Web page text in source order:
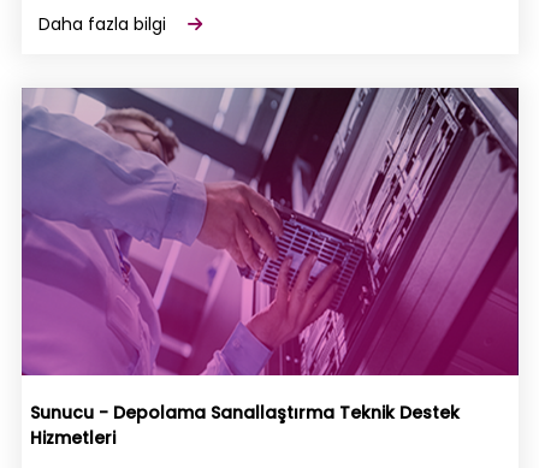
Daha fazla bilgi
Sunucu - Depolama Sanallaştırma Teknik Destek
Hizmetleri